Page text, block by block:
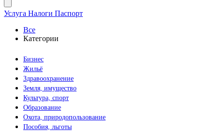
Услуга Налоги Паспорт
Все
Категории
Бизнес
Жильё
Здравоохранение
Земля, имущество
Культура, спорт
Образование
Охота, природопользование
Пособия, льготы